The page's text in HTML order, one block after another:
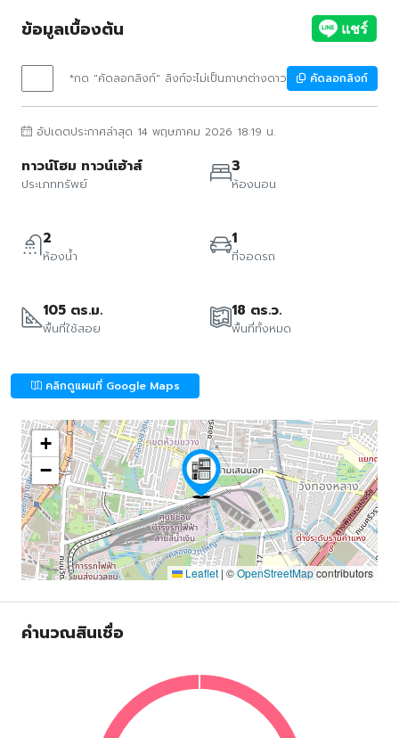
ข้อมูลเบื้องต้น
*กด "คัดลอกลิงก์" ลิงก์จะไม่เป็นภาษาต่างดาว คัดลอกลิงก์
อัปเดตประกาศล่าสุด 14 พฤษภาคม 2026 18:19 น.
ทาวน์โฮม ทาวน์เฮ้าส์
ประเภททรัพย์
3
ห้องนอน
2
ห้องน้ำ
1
ที่จอดรถ
105 ตร.ม.
พื้นที่ใช้สอย
18 ตร.ว.
พื้นที่ทั้งหมด
คลิกดูแผนที่ Google Maps
+
−
Leaflet | ©OpenStreetMapcontributors
คำนวณสินเชื่อ